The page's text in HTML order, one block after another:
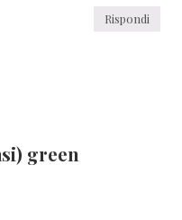
Rispondi
green